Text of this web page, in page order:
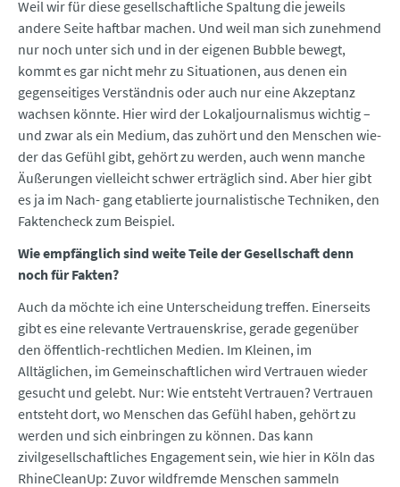
Weil wir für diese gesellschaftliche Spaltung die jeweils
andere Seite haftbar machen. Und weil man sich zunehmend
nur noch unter sich und in der eigenen Bubble bewegt,
kommt es gar nicht mehr zu Situationen, aus denen ein
gegenseitiges Verständnis oder auch nur eine Akzeptanz
wachsen könnte. Hier wird der Lokaljournalismus wichtig –
und zwar als ein Medium, das zuhört und den Menschen wie-
der das Gefühl gibt, gehört zu werden, auch wenn manche
Äußerungen vielleicht schwer erträglich sind. Aber hier gibt
es ja im Nach- gang etablierte journalistische Techniken, den
Faktencheck zum Beispiel.
Wie empfänglich sind weite Teile der Gesellschaft denn
noch für Fakten?
Auch da möchte ich eine Unterscheidung treffen. Einerseits
gibt es eine relevante Vertrauenskrise, gerade gegenüber
den öffentlich-rechtlichen Medien. Im Kleinen, im
Alltäglichen, im Gemeinschaftlichen wird Vertrauen wieder
gesucht und gelebt. Nur: Wie entsteht Vertrauen? Vertrauen
entsteht dort, wo Menschen das Gefühl haben, gehört zu
werden und sich einbringen zu können. Das kann
zivilgesellschaftliches Engagement sein, wie hier in Köln das
RhineCleanUp: Zuvor wildfremde Menschen sammeln